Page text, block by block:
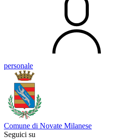
personale
Comune di Novate Milanese
Seguici su